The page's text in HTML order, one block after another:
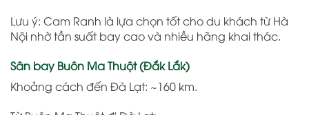
Lưu ý: Cam Ranh là lựa chọn tốt cho du khách từ Hà
Nội nhờ tần suất bay cao và nhiều hãng khai thác.
Sân bay Buôn Ma Thuột (Đắk Lắk)
Khoảng cách đến Đà Lạt: ~160 km.